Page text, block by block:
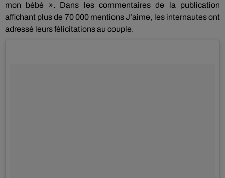
mon bébé ».
Dans les commentaires de la publication
affichant plus de 70 000 mentionsJ’aime, les internautes ont
adressé leurs félicitations au couple.